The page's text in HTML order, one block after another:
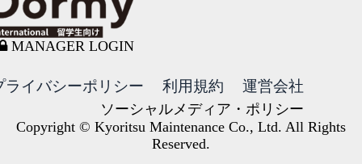
MANAGER LOGIN
ライバシーポリシー 利用規約 運営会社
ソーシャルメディア・ポリシー
Copyright © Kyoritsu Maintenance Co., Ltd. All Rights
Reserved.